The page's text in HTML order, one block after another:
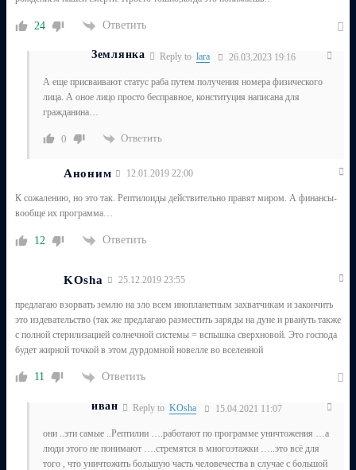
24 Ответить
Землянка Reply to lara 26.03.2023 19:16
А еще присваивают статус раба путем получения номера физического
лица. А оное лицо просто бесправное, конституция написана для
гражданина…
0 Ответить
Аноним 12.01.2019 22:00
К сожалению, но это так. Рептилоиды действительно правят миром. А финансы-
вообще их программа…
12 Ответить
KOsha 25.12.2019 23:55
предлагаю взорвать землю на зло всем инопланетным захватчикам и закончить
это издевательство (так же предлагаю разместить заряды на дуне и рвануть также
с полной стерилизацией солнечной системы = вспышка сверхновой. Это господа
будет жирной точкой в этом дурдомной новелле во вселенной
11 Ответить
иван Reply to KOsha 15.04.2021 11:07
они ..эти самые ..Рептилии ….работают по программе уничтожения …а
люди этого не понимают ….стремятся в многоэтажки …..это всё для
того , что уничтожить большую часть человечества в случае с большой